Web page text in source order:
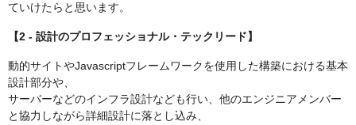
ていけたらと思います。
【2 - 設計のプロフェッショナル・テックリード】
動的サイトやJavascriptフレームワークを使用した構築における基本
設計部分や、
サーバーなどのインフラ設計なども行い、他のエンジニアメンバー
と協力しながら詳細設計に落とし込み、